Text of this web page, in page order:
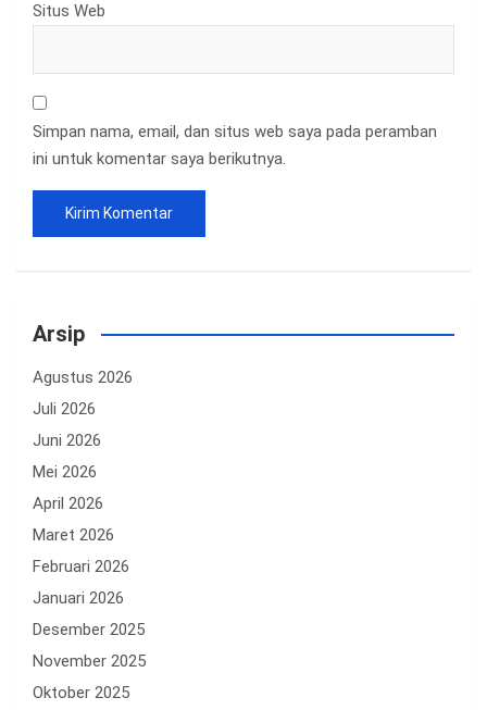
Situs Web
Simpan nama, email, dan situs web saya pada peramban
ini untuk komentar saya berikutnya.
Arsip
Agustus 2026
Juli 2026
Juni 2026
Mei 2026
April 2026
Maret 2026
Februari 2026
Januari 2026
Desember 2025
November 2025
Oktober 2025